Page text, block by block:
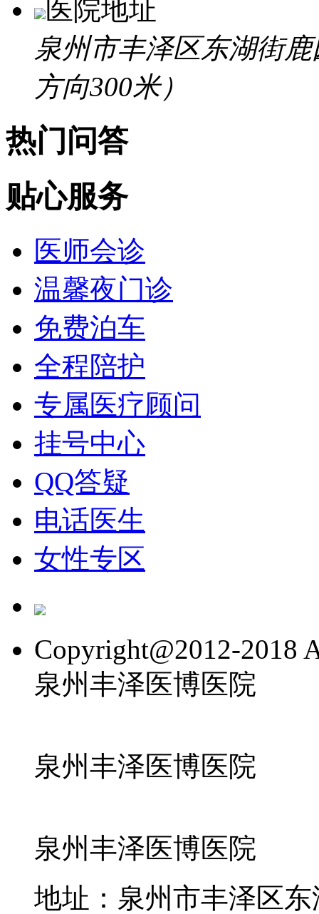
医院地址
泉州市丰泽区东湖街
方向300米）
热门问答
贴心服务
医师会诊
温馨夜门诊
免费泊车
全程陪护
专属医疗顾问
挂号中心
QQ答疑
电话医生
女性专区
Copyright@2012-2018
泉州丰泽医博医院
泉州丰泽医博医院
泉州丰泽医博医院
地址：泉州市丰泽区